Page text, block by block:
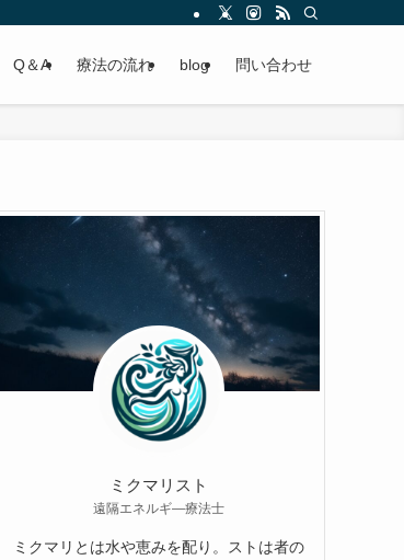
Q＆A 療法の流れ blog 問い合わせ
ミクマリスト
遠隔エネルギ―療法士
ミクマリとは水や恵みを配り。ストは者の